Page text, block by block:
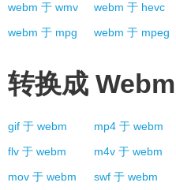
webm 于 wmv webm 于 hevc
webm 于 mpg webm 于 mpeg
转换成 Webm
gif 于 webm mp4 于 webm
flv 于 webm m4v 于 webm
mov 于 webm swf 于 webm